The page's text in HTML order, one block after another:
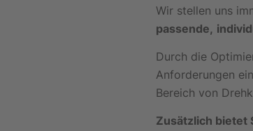
Wir stellen uns
passende,
Durch die
Anforderungen
Bereich von
Zusätzlich bietet